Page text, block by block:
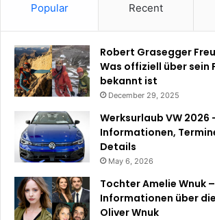
Popular Recent
Robert Grasegger
Was offiziell über sein
bekannt ist
December 29, 2025
Werksurlaub VW 2026
Informationen,
Details
May 6, 2026
Tochter Amelie Wnuk
Informationen über
Oliver Wnuk